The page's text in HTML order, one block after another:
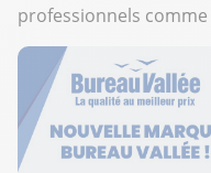
professionnels